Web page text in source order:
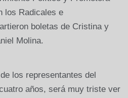
los Radicales e
boletas de Cristina y
Molina.
los representantes del
años, será muy triste ver